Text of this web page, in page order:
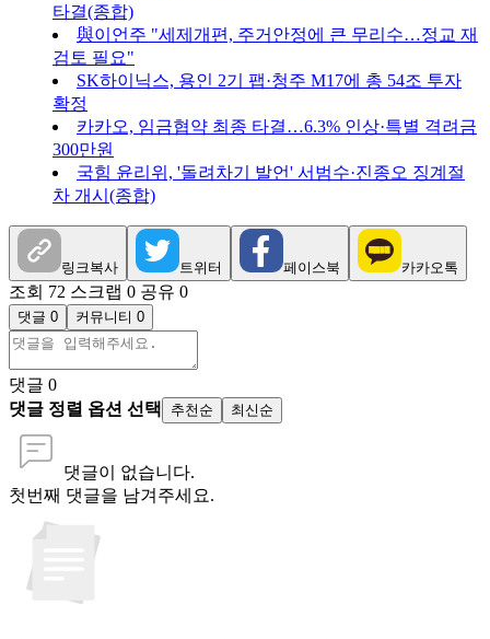
타결(종합)
與이언주 "세제개편, 주거안정에 큰 무리수…정교 재
검토 필요"
SK하이닉스, 용인 2기 팹·청주 M17에 총 54조 투자
확정
카카오, 임금협약 최종 타결…6.3% 인상·특별 격려금
300만원
국힘 윤리위, '돌려차기 발언' 서범수·진종오 징계절
차 개시(종합)
링크복사 트위터 페이스북 카카오톡
조회 72 스크랩 0 공유 0
댓글 0 커뮤니티 0
댓글 0
댓글 정렬 옵션 선택
추천순 최신순
댓글이 없습니다.
첫번째 댓글을 남겨주세요.